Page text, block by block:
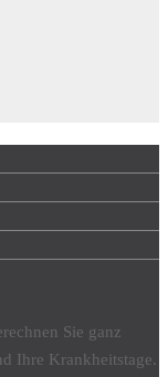
Sie ganz
Ihre Krankheitstage.